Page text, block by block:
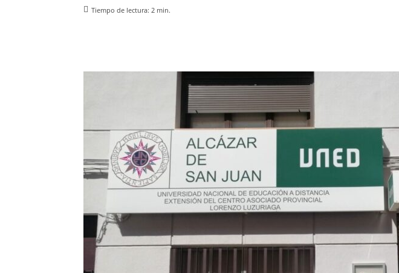
Tiempo de lectura: 2 min.